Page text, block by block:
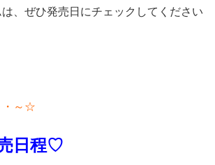
、ぜひ発売日にチェックしてください
～☆
日程♡